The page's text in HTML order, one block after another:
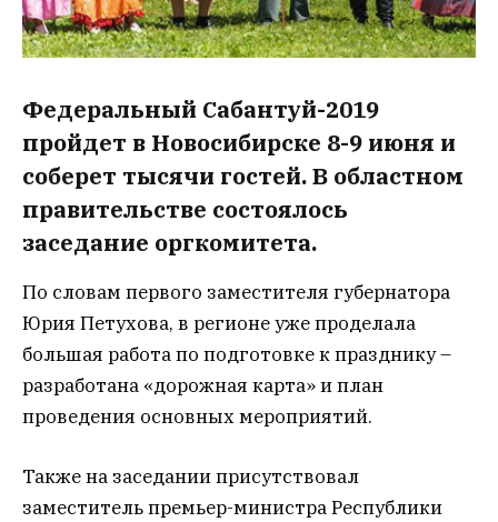
Федеральный Сабантуй-2019
пройдет в Новосибирске 8-9 июня и
соберет тысячи гостей. В областном
правительстве состоялось
заседание оргкомитета.
По словам первого заместителя губернатора
Юрия Петухова, в регионе уже проделала
большая работа по подготовке к празднику –
разработана «дорожная карта» и план
проведения основных мероприятий.
Также на заседании присутствовал
заместитель премьер-министра Республики